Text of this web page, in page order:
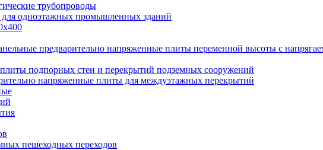
трубопроводы
одноэтажных промышленных зданий
предварительно напряженные плиты переменной высоты с
подпорных стен и перекрытий подземных сооружений
напряженные плиты для междуэтажных перекрытий
пешеходных переходов